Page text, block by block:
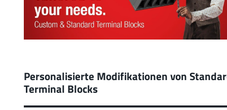
Personalisierte Modifikationen von
Terminal Blocks